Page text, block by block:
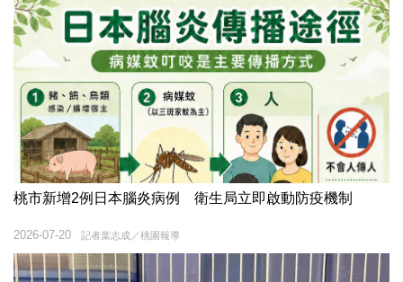
桃市新增2例日本腦炎病例 衛生局立即啟動防疫機制
記者葉志成／桃園報導
2026-07-20